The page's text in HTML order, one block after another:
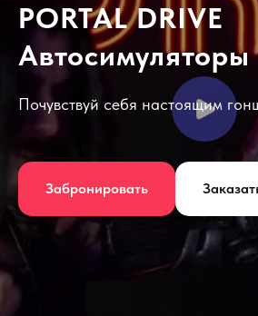
PORTAL DRIVE
Автосимуляторы
Почувствуй себя настоящим
Забронировать